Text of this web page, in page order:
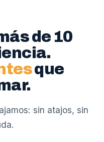
de 10
que
sin atajos, sin